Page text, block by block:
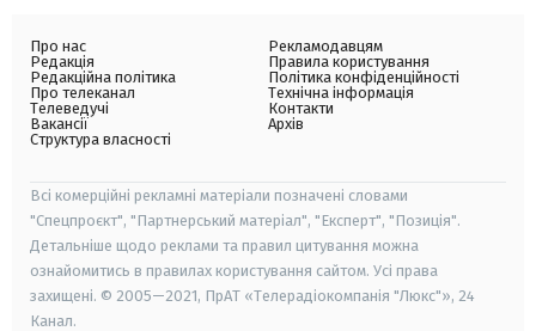
Про нас
Редакція
Редакційна політика
Про телеканал
Телеведучі
Вакансії
Структура власності
Рекламодавцям
Правила користування
Політика конфіденційності
Технічна інформація
Контакти
Архів
Всі комерційні рекламні матеріали позначені словами
"Спецпроєкт", "Партнерський матеріал", "Експерт", "Позиція".
Детальніше щодо реклами та правил цитування можна
ознайомитись в правилах користування сайтом. Усі права
захищені. © 2005—2021, ПрАТ «Телерадіокомпанія "Люкс"», 24
Канал.